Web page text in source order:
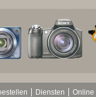
Diensten Online